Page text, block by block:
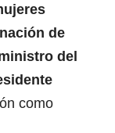
de
del
como